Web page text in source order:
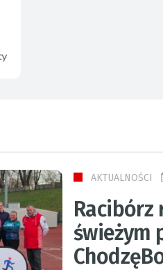
AKTUALNOŚCI
Racibórz
świeżym